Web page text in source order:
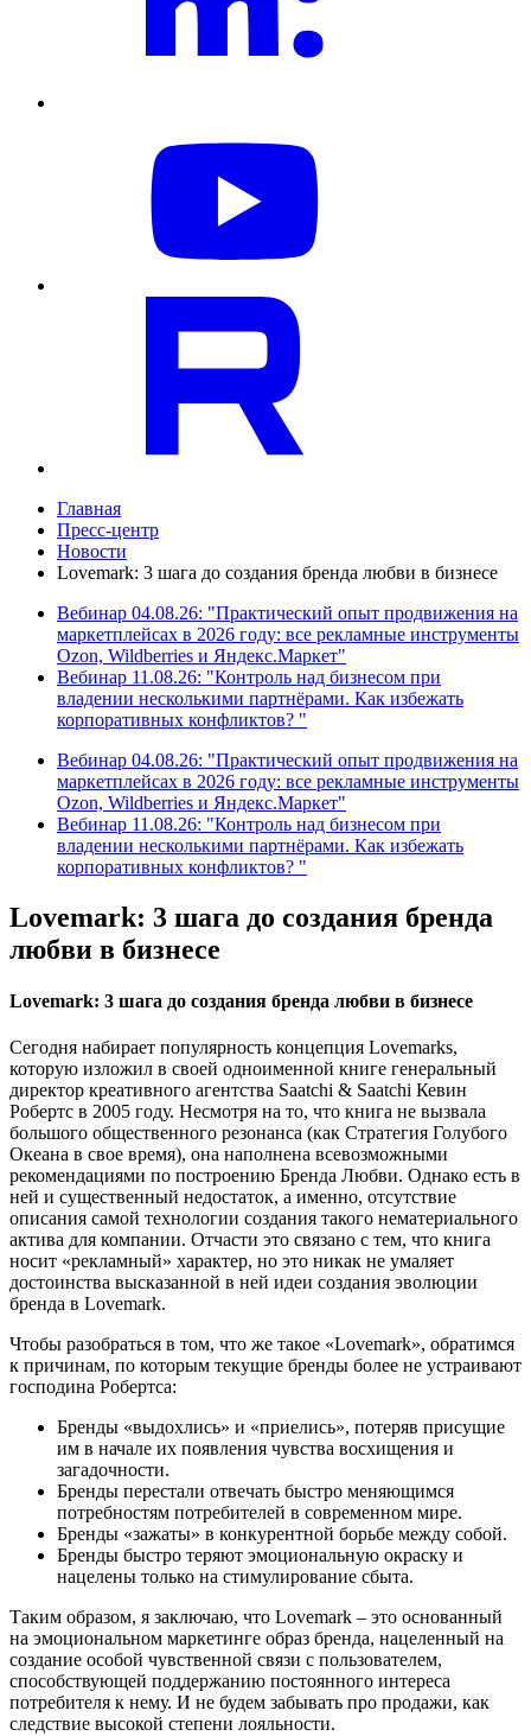
Главная
Пресс-центр
Новости
Lovemark: 3 шага до создания бренда любви в бизнесе
Вебинар 04.08.26: "Практический опыт продвижения на
маркетплейсах в 2026 году: все рекламные инструменты
Ozon, Wildberries и Яндекс.Маркет"
Вебинар 11.08.26: "Контроль над бизнесом при
владении несколькими партнёрами. Как избежать
корпоративных конфликтов? "
Вебинар 04.08.26: "Практический опыт продвижения на
маркетплейсах в 2026 году: все рекламные инструменты
Ozon, Wildberries и Яндекс.Маркет"
Вебинар 11.08.26: "Контроль над бизнесом при
владении несколькими партнёрами. Как избежать
корпоративных конфликтов? "
Lovemark: 3 шага до создания бренда
любви в бизнесе
Lovemark: 3 шага до создания бренда любви в бизнесе
Сегодня набирает популярность концепция Lovemarks,
которую изложил в своей одноименной книге генеральный
директор креативного агентства Saatchi & Saatchi Кевин
Робертс в 2005 году. Несмотря на то, что книга не вызвала
большого общественного резонанса (как Стратегия Голубого
Океана в свое время), она наполнена всевозможными
рекомендациями по построению Бренда Любви. Однако есть в
ней и существенный недостаток, а именно, отсутствие
описания самой технологии создания такого нематериального
актива для компании. Отчасти это связано с тем, что книга
носит «рекламный» характер, но это никак не умаляет
достоинства высказанной в ней идеи создания эволюции
бренда в Lovemark.
Чтобы разобраться в том, что же такое «Lovemark», обратимся
к причинам, по которым текущие бренды более не устраивают
господина Робертса:
Бренды «выдохлись» и «приелись», потеряв присущие
им в начале их появления чувства восхищения и
загадочности.
Бренды перестали отвечать быстро меняющимся
потребностям потребителей в современном мире.
Бренды «зажаты» в конкурентной борьбе между собой.
Бренды быстро теряют эмоциональную окраску и
нацелены только на стимулирование сбыта.
Таким образом, я заключаю, что Lovemark – это основанный
на эмоциональном маркетинге образ бренда, нацеленный на
создание особой чувственной связи с пользователем,
способствующей поддержанию постоянного интереса
потребителя к нему. И не будем забывать про продажи, как
следствие высокой степени лояльности.